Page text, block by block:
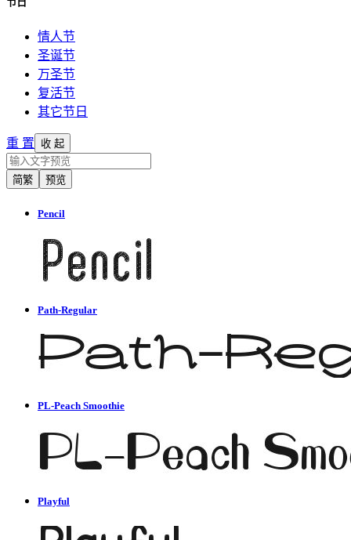
情人节
圣诞节
万圣节
复活节
其它节日
重 置 收 起
简繁 预览
Pencil
Path-Regular
PL-Peach Smoothie
Playful